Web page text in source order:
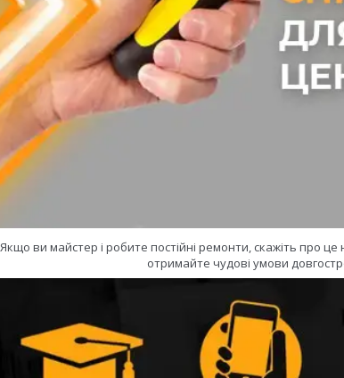
Якщо ви майстер і робите постійні ремонти, скажіть про
отримайте чудові умови